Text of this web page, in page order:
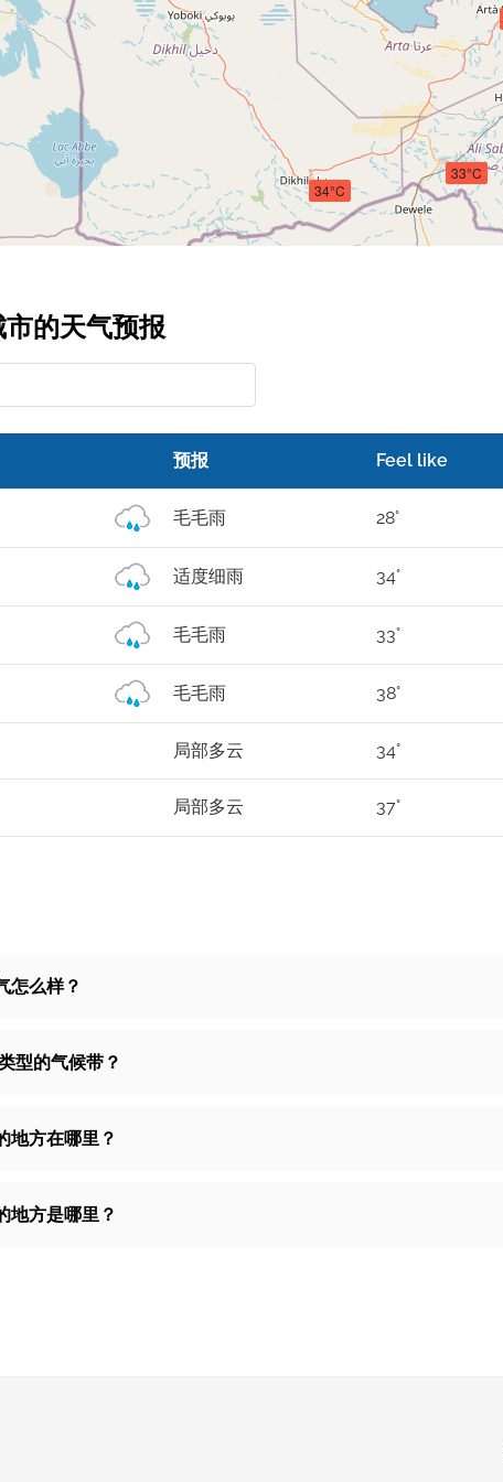
34°C
33°C
的天气预报
预报 Feel like
毛毛雨 28°
适度细雨 34°
毛毛雨 33°
毛毛雨 38°
局部多云 34°
局部多云 37°
怎么样？
型的气候带？
地方在哪里？
地方是哪里？